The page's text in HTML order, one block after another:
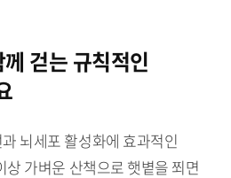
걷는 규칙적인
뇌세포 활성화에 효과적인
상 가벼운 산책으로 햇볕을 쬐면